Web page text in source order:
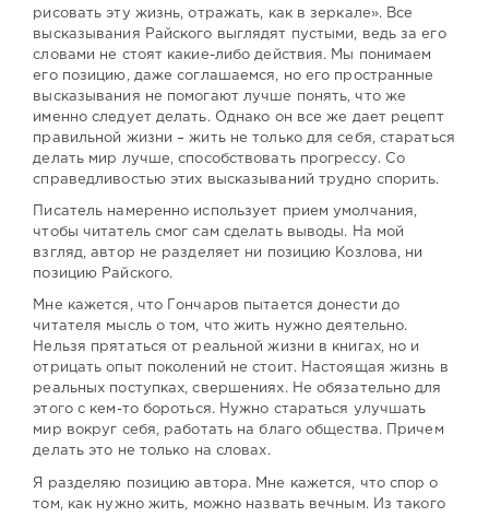
рисовать эту жизнь, отражать, как в зеркале». Все
высказывания Райского выглядят пустыми, ведь за его
словами не стоят какие-либо действия. Мы понимаем
его позицию, даже соглашаемся, но его пространные
высказывания не помогают лучше понять, что же
именно следует делать. Однако он все же дает рецепт
правильной жизни – жить не только для себя, стараться
делать мир лучше, способствовать прогрессу. Со
справедливостью этих высказываний трудно спорить.
Писатель намеренно использует прием умолчания,
чтобы читатель смог сам сделать выводы. На мой
взгляд, автор не разделяет ни позицию Козлова, ни
позицию Райского.
Мне кажется, что Гончаров пытается донести до
читателя мысль о том, что жить нужно деятельно.
Нельзя прятаться от реальной жизни в книгах, но и
отрицать опыт поколений не стоит. Настоящая жизнь в
реальных поступках, свершениях. Не обязательно для
этого с кем-то бороться. Нужно стараться улучшать
мир вокруг себя, работать на благо общества. Причем
делать это не только на словах.
Я разделяю позицию автора. Мне кажется, что спор о
том, как нужно жить, можно назвать вечным. Из такого